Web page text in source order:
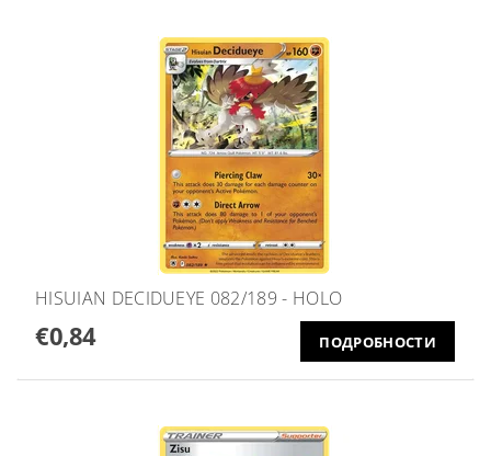
HISUIAN DECIDUEYE 082/189 - HOLO
€0,84 ПОДРОБНОСТИ